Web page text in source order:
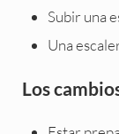
Subir una
Una
Los